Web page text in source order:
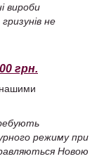
вироби
не
грн.
нашими
режиму при
Новою